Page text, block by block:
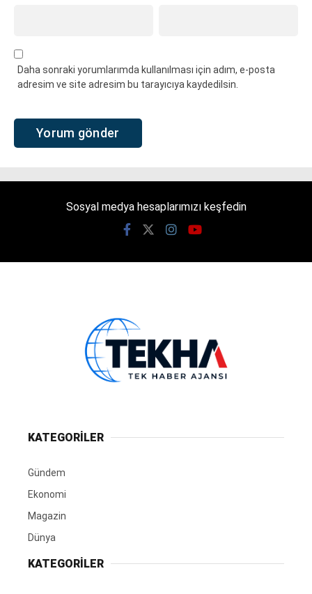
Daha sonraki yorumlarımda kullanılması için adım, e-posta
adresim ve site adresim bu tarayıcıya kaydedilsin.
Sosyal medya hesaplarımızı keşfedin
KATEGORİLER
Gündem
Ekonomi
Magazin
Dünya
KATEGORİLER